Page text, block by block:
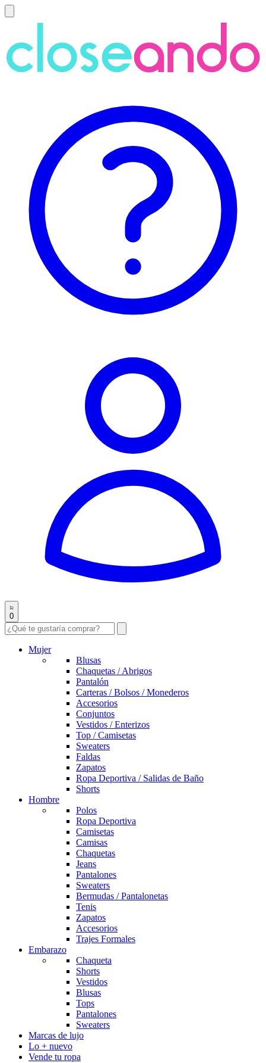
0
Mujer
Blusas
Chaquetas / Abrigos
Pantalón
Carteras / Bolsos / Monederos
Accesorios
Conjuntos
Vestidos / Enterizos
Top / Camisetas
Sweaters
Faldas
Zapatos
Ropa Deportiva / Salidas de Baño
Shorts
Hombre
Polos
Ropa Deportiva
Camisetas
Camisas
Chaquetas
Jeans
Pantalones
Sweaters
Bermudas / Pantalonetas
Tenis
Zapatos
Accesorios
Trajes Formales
Embarazo
Chaqueta
Shorts
Vestidos
Blusas
Tops
Pantalones
Sweaters
Marcas de lujo
Lo + nuevo
Vende tu ropa